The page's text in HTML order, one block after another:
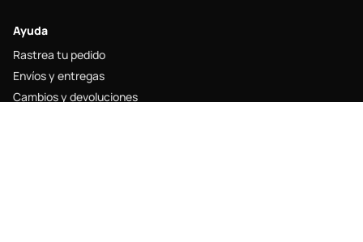
Ayuda
Rastrea tu pedido
Envíos y entregas
Cambios y devoluciones